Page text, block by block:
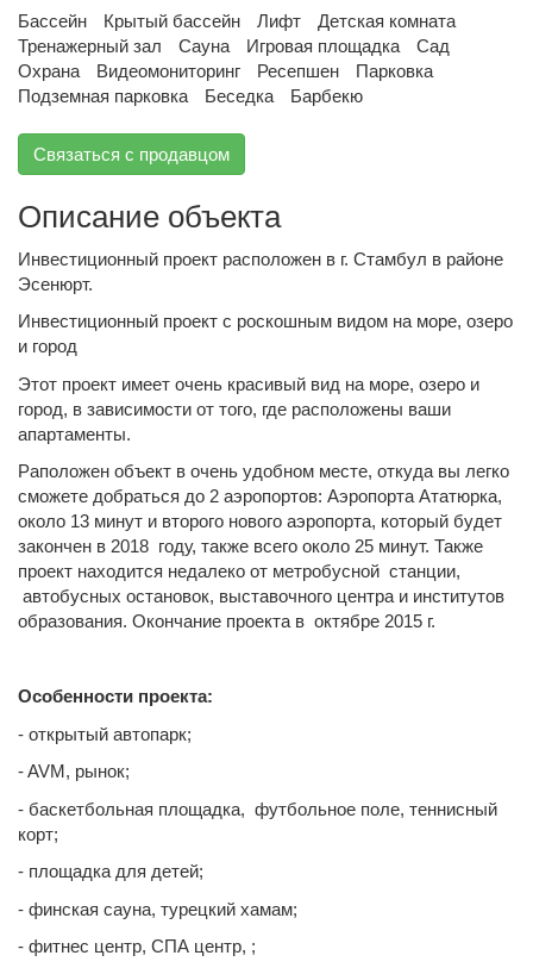
Бассейн Крытый бассейн Лифт
Детская комната
Тренажерный зал
Сауна Игровая площадка
Сад
Охрана
Видеомониторинг Ресепшен
Парковка
Подземная парковка
Беседка Барбекю
Связаться с продавцом
Описание объекта
Инвестиционный проект расположен в г. Стамбул в районе
Эсенюрт.
Инвестиционный проект с роскошным видом на море, озеро
и город
Этот проект имеет очень красивый вид на море, озеро и
город, в зависимости от того, где расположены ваши
апартаменты.
Раположен объект в очень удобном месте, откуда вы легко
сможете добраться до 2 аэропортов: Аэропорта Ататюрка,
около 13 минут и второго нового аэропорта, который будет
закончен в 2018 году, также всего около 25 минут. Также
проект находится недалеко от метробусной станции,
автобусных остановок, выставочного центра и институтов
образования. Окончание проекта в октябре 2015 г.
Особенности проекта:
- открытый автопарк;
- AVM, рынок;
- баскетбольная площадка, футбольное поле, теннисный
корт;
- площадка для детей;
- финская сауна, турецкий хамам;
- фитнес центр, СПА центр, ;